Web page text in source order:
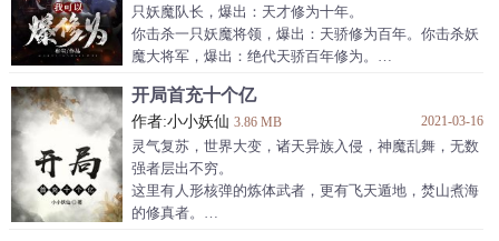
只妖魔队长，爆出：天才修为十年。
你击杀一只妖魔将领，爆出：天骄修为百年。你击杀妖
魔大将军，爆出：绝代天骄百年修为。
魔之王，爆出：神级修为一万年。
你击杀……当江长空杀敌爆出修为的那一刻，整个世
界，不够他一个人打！...
开局首充十个亿
作者:小小妖仙 3.86 MB 2021-03-16
灵气复苏，世界大变，诸天异族入侵，神魔乱舞，无数
强者层出不穷。
这里有人形核弹的炼体武者，更有飞天遁地，焚山煮海
的修真者。